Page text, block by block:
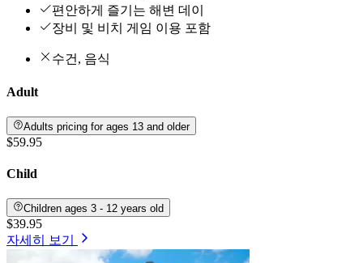
편안하게 즐기는 해변 데이
장비 및 비치 게임 이용 포함
수건, 음식
Adult
Adults pricing for ages 13 and older
$59.95
Child
Children ages 3 - 12 years old
$39.95
자세히 보기